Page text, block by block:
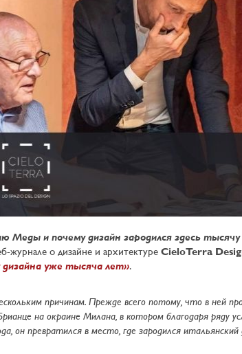
Меды и почему дизайн зародился здесь
журнале о дизайне и архитектуре CieloTerra
уже тысяча лет».
причинам. Прежде всего потому, что в ней
на окраине Милана, в котором благодаря ряду
он превратился в место, где зародился итальянский